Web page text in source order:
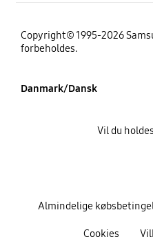
Copyright© 1995-2026
forbeholdes.
Danmark/Dansk
Almindelige
Cookies
Vil du